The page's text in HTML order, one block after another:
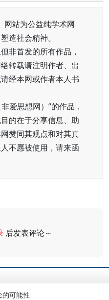
站为公益纯学术网
造社会精神。
非首发的所有作品，
转载请注明作者、出
经本网或作者本人书
爱思想网）”的作品，
的在于分享信息、助
赞同其观点和对其真
不愿被使用，请来函
后发表评论～
的可能性